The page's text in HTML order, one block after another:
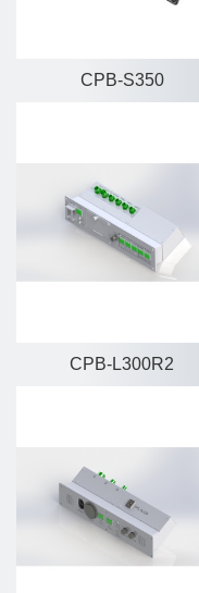
CPB-S350
CPB-L300R2